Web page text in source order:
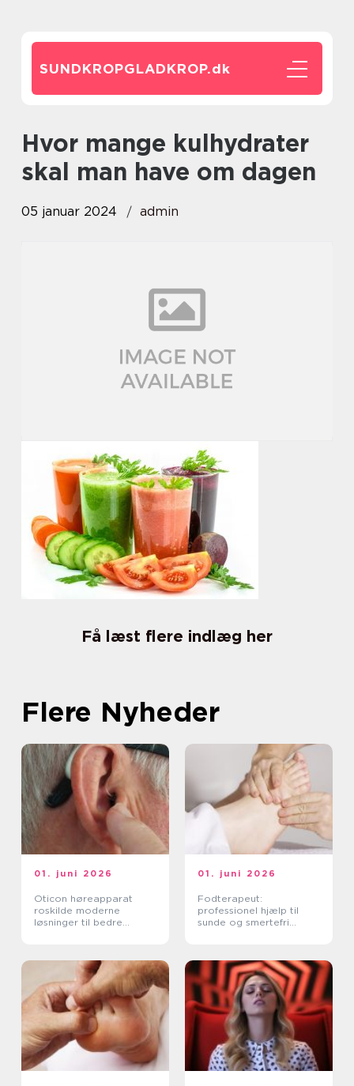
SUNDKROPGLADKROP.dk
hvor mange kulhydrater
skal man have om dagen
05 januar 2024 admin
Få læst flere indlæg her
Flere Nyheder
01. juni 2026
Oticon høreapparat
roskilde moderne
løsninger til bedre
01. juni 2026
Fodterapeut:
professionel hjælp til
sunde og smertefri